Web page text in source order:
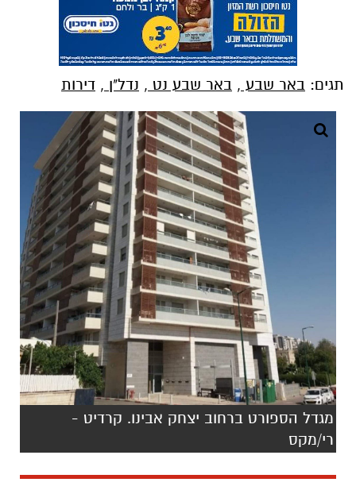
תגים: באר שבע , באר שבע נט , נדל"ן , דירות
מגדל הספורט ברחוב יצחק אבינו. קרדיט -
רי/מקס